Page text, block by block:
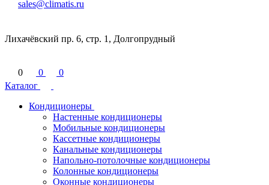
sales@climatis.ru
Лихачёвский пр. 6, стр. 1, Долгопрудный
0 0
0
Каталог
Кондиционеры
Настенные кондиционеры
Мобильные кондиционеры
Кассетные кондиционеры
Канальные кондиционеры
Напольно-потолочные кондиционеры
Колонные кондиционеры
Оконные кондиционеры